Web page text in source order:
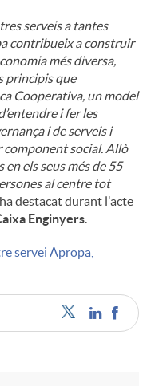
serveis a tantes
contribueix a construir
més diversa,
principis que
Cooperativa, un model
i fer les
i de serveis i
component social. Allò
els seus més de 55
al centre tot
destacat durant l'acte
Enginyers.
servei Apropa,